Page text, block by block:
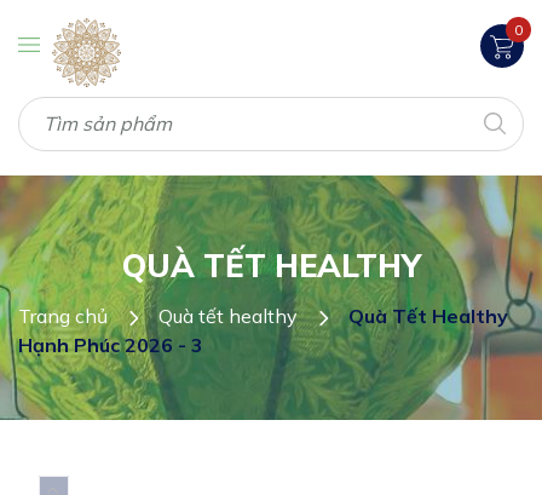
0
QUÀ TẾT HEALTHY
Trang chủ Quà tết healthy
Quà Tết Healthy
Hạnh Phúc 2026 - 3